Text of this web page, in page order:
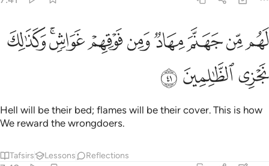
لهم من جهنم مهاد ومن فوقهم غواش وكذالك نجزي الظالمين ٤١
لَهُم مِّن جَهَنَّمَ مِهَادٌۭ وَمِن فَوْقِهِمْ غَوَاشٍۢ ۚ وَكَذَٰلِكَ نَجْزِى
ﲕﲖﲗﲘﲙﲚﲛﲜﲝ
ﲞﲟﲠ
Hell will be their bed; flames will be their cover. This is how
We reward the wrongdoers.
Tafsirs Lessons Reflections